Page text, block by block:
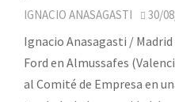
IGNACIO ANASAGASTI 30/
Ignacio Anasagasti /
Ford en Almussafes
al Comité de Empresa en